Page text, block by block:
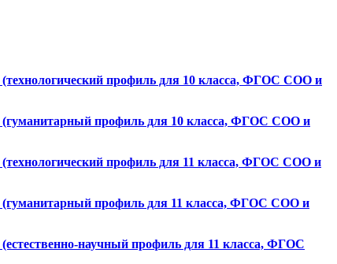
(технологический профиль для 10 класса, ФГОС СОО и
(гуманитарный профиль для 10 класса, ФГОС СОО и
(технологический профиль для 11 класса, ФГОС СОО и
(гуманитарный профиль для 11 класса, ФГОС СОО и
(естественно-научный профиль для 11 класса, ФГОС